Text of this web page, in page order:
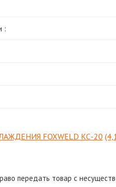
:
FOXWELD КС-20
передать товар с